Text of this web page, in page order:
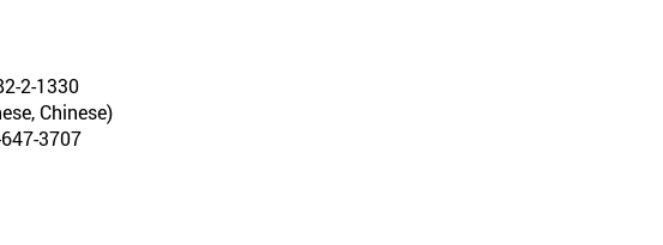
2-1330
Chinese)
3707